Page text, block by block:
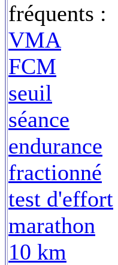
fréquents :
VMA
FCM
seuil
séance
endurance
fractionné
test d'effort
marathon
10 km